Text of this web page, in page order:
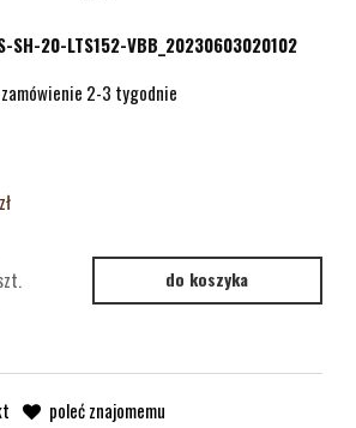
SH-20-LTS152-VBB_20230603020102
zamówienie 2-3 tygodnie
do koszyka
poleć znajomemu